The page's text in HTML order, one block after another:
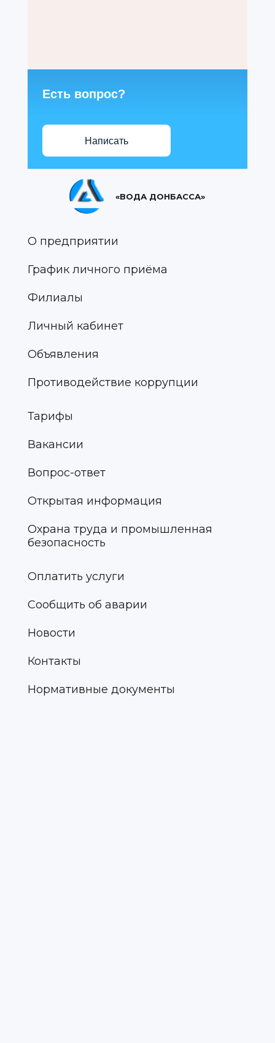
Есть вопрос?
Написать
«ВОДА ДОНБАССА»
О предприятии
График личного приёма
Филиалы
Личный кабинет
Объявления
Противодействие коррупции
Тарифы
Вакансии
Вопрос-ответ
Открытая информация
Охрана труда и промышленная
безопасность
Оплатить услуги
Сообщить об аварии
Новости
Контакты
Нормативные документы